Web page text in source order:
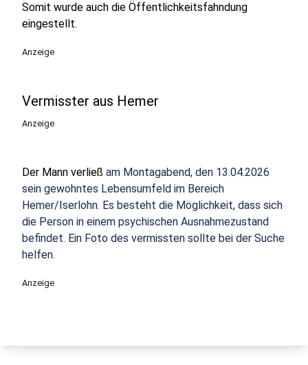
Somit wurde auch die Öffentlichkeitsfahndung
eingestellt.
Anzeige
Vermisster aus Hemer
Anzeige
Der Mann verließ am Montagabend, den 13.04.2026
sein gewohntes Lebensumfeld im Bereich
Hemer/Iserlohn. Es besteht die Möglichkeit, dass sich
die Person in einem psychischen Ausnahmezustand
befindet. Ein Foto des vermissten sollte bei der Suche
helfen.
Anzeige